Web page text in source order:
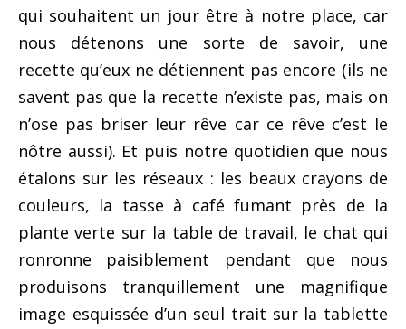
qui souhaitent un jour être à notre place, car
nous détenons une sorte de savoir, une
recette qu’eux ne détiennent pas encore (ils ne
savent pas que la recette n’existe pas, mais on
n’ose pas briser leur rêve car ce rêve c’est le
nôtre aussi). Et puis notre quotidien que nous
étalons sur les réseaux : les beaux crayons de
couleurs, la tasse à café fumant près de la
plante verte sur la table de travail, le chat qui
ronronne paisiblement pendant que nous
produisons tranquillement une magnifique
image esquissée d’un seul trait sur la tablette